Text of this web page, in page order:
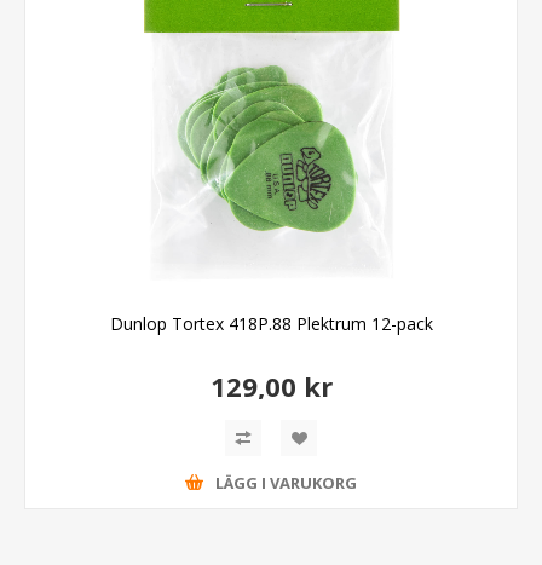
Dunlop Tortex 418P.88 Plektrum 12-pack
129,00 kr
LÄGG I VARUKORG